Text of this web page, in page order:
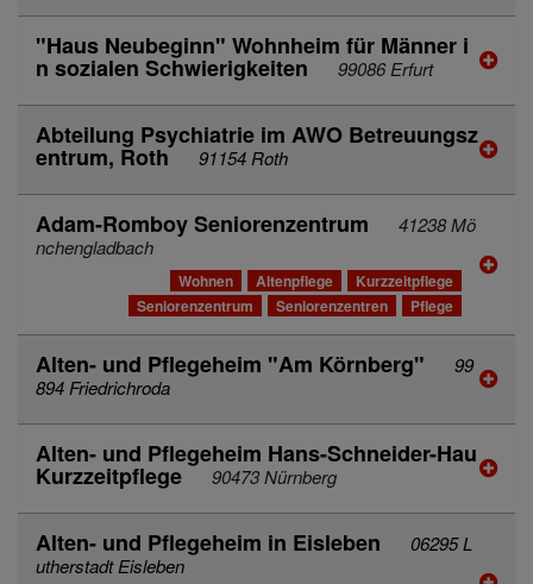
"Haus Neubeginn" Wohnheim für Männer i
n sozialen Schwierigkeiten 99086 Erfurt
Abteilung Psychiatrie im AWO Betreuungsz
entrum, Roth 91154 Roth
Adam-Romboy Seniorenzentrum
41238 Mö
nchengladbach
Wohnen Altenpflege
Kurzzeitpflege
Seniorenzentrum
Seniorenzentren Pflege
Alten- und Pflegeheim "Am Körnberg"
99
894 Friedrichroda
Alten- und Pflegeheim Hans-Schneider-Hau
Kurzzeitpflege 90473 Nürnberg
Alten- und Pflegeheim in Eisleben
06295 L
utherstadt Eisleben